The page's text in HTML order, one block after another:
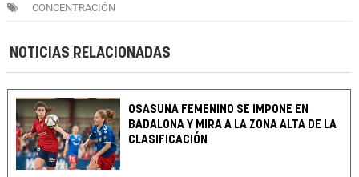
CONCENTRACIÓN
NOTICIAS RELACIONADAS
OSASUNA FEMENINO SE IMPONE EN
BADALONA Y MIRA A LA ZONA ALTA DE LA
CLASIFICACIÓN